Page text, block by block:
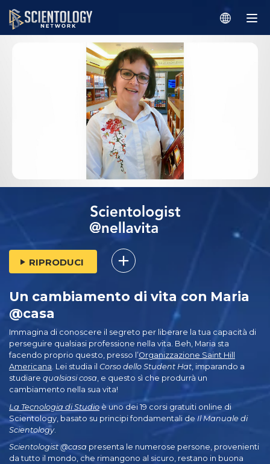
RIPRODUCI
Un cambiamento di vita con Maria
@casa
Immagina di conoscere il segreto per liberare la tua capacità di
perseguire qualsiasi professione nella vita. Beh, Maria sta
facendo proprio questo, presso l’Organizzazione Saint Hill
Americana . Lei studia il Corso dello Student Hat , imparando a
studiare qualsiasi cosa , e questo sì che produrrà un
cambiamento nella sua vita!
La Tecnologia di Studio è uno dei 19 corsi gratuiti online di
Scientology, basato su principi fondamentali de Il Manuale di
Scientology.
Scientologist @casa presenta le numerose persone, provenienti
da tutto il mondo, che rimangono al sicuro, restano in buona